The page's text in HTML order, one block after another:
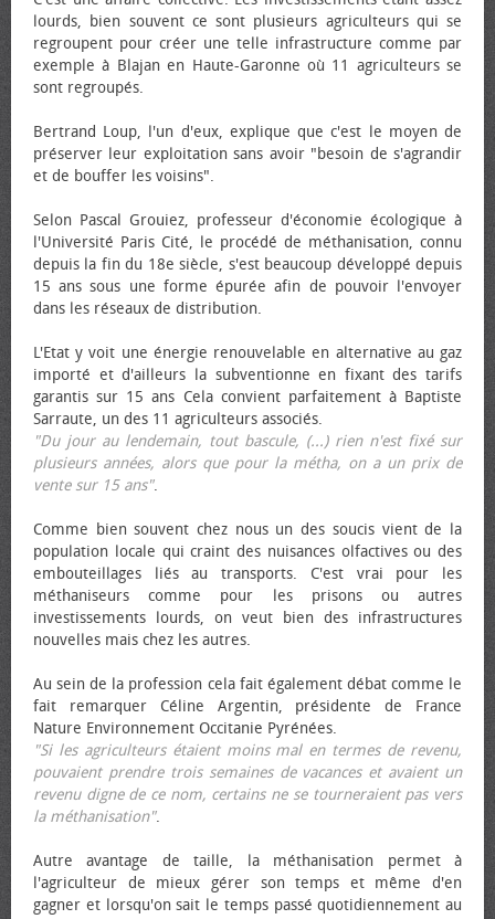
lourds, bien souvent ce sont plusieurs agriculteurs qui se
regroupent pour créer une telle infrastructure comme par
exemple à Blajan en Haute-Garonne où 11 agriculteurs se
sont regroupés.
Bertrand Loup, l'un d'eux, explique que c'est le moyen de
préserver leur exploitation sans avoir "besoin de s'agrandir
et de bouffer les voisins".
Selon Pascal Grouiez, professeur d'économie écologique à
l'Université Paris Cité, le procédé de méthanisation, connu
depuis la fin du 18e siècle, s'est beaucoup développé depuis
15 ans sous une forme épurée afin de pouvoir l'envoyer
dans les réseaux de distribution.
L'Etat y voit une énergie renouvelable en alternative au gaz
importé et d'ailleurs la subventionne en fixant des tarifs
garantis sur 15 ans Cela convient parfaitement à Baptiste
Sarraute, un des 11 agriculteurs associés.
"Du jour au lendemain, tout bascule, (...) rien n'est fixé sur
plusieurs années, alors que pour la métha, on a un prix de
vente sur 15 ans".
Comme bien souvent chez nous un des soucis vient de la
population locale qui craint des nuisances olfactives ou des
embouteillages liés au transports. C'est vrai pour les
méthaniseurs comme pour les prisons ou autres
investissements lourds, on veut bien des infrastructures
nouvelles mais chez les autres.
Au sein de la profession cela fait également débat comme le
fait remarquer Céline Argentin, présidente de France
Nature Environnement Occitanie Pyrénées.
"Si les agriculteurs étaient moins mal en termes de revenu,
pouvaient prendre trois semaines de vacances et avaient un
revenu digne de ce nom, certains ne se tourneraient pas vers
la méthanisation".
Autre avantage de taille, la méthanisation permet à
l'agriculteur de mieux gérer son temps et même d'en
gagner et lorsqu'on sait le temps passé quotidiennement au